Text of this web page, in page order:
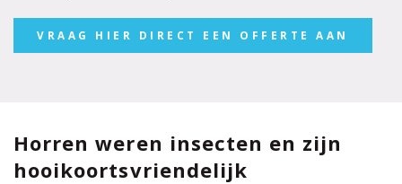
VRAAG HIER DIRECT EEN OFFERTE AAN
Horren weren insecten en zijn
hooikoortsvriendelijk